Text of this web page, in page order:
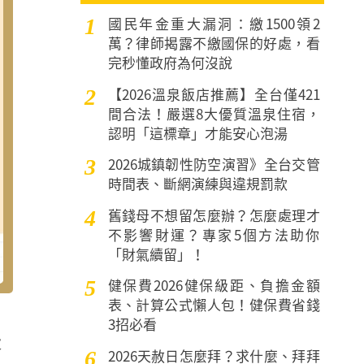
1
國民年金重大漏洞：繳1500領2
萬？律師揭露不繳國保的好處，看
完秒懂政府為何沒說
2
【2026溫泉飯店推薦】全台僅421
間合法！嚴選8大優質溫泉住宿，
認明「這標章」才能安心泡湯
3
2026城鎮韌性防空演習》全台交管
時間表、斷網演練與違規罰款
4
舊錢母不想留怎麼辦？怎麼處理才
不影響財運？專家5個方法助你
「財氣續留」！
5
健保費2026健保級距、負擔金額
表、計算公式懶人包！健保費省錢
3招必看
6 2026天赦日怎麼拜？求什麼、拜拜